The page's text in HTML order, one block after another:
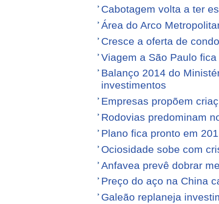
Cabotagem volta a ter
Área do Arco
Cresce a oferta de
Viagem a São Paulo
Balanço 2014 do
investimentos
Empresas propõem
Rodovias predominam
Plano fica pronto em
Ociosidade sobe com
Anfavea prevê dobrar
Preço do aço na China
Galeão replaneja